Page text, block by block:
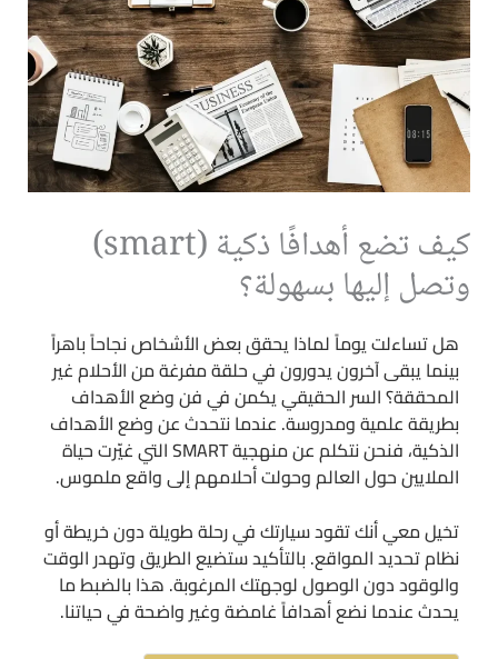
كيف تضع أهدافًا ذكية (smart)
وتصل إليها بسهولة؟
هل تساءلت يوماً لماذا يحقق بعض الأشخاص نجاحاً باهراً
بينما يبقى آخرون يدورون في حلقة مفرغة من الأحلام غير
المحققة؟ السر الحقيقي يكمن في فن وضع الأهداف
بطريقة علمية ومدروسة. عندما نتحدث عن وضع الأهداف
الذكية، فنحن نتكلم عن منهجية SMART التي غيّرت حياة
الملايين حول العالم وحولت أحلامهم إلى واقع ملموس.
تخيل معي أنك تقود سيارتك في رحلة طويلة دون خريطة أو
نظام تحديد المواقع. بالتأكيد ستضيع الطريق وتهدر الوقت
والوقود دون الوصول لوجهتك المرغوبة. هذا بالضبط ما
يحدث عندما نضع أهدافاً غامضة وغير واضحة في حياتنا.